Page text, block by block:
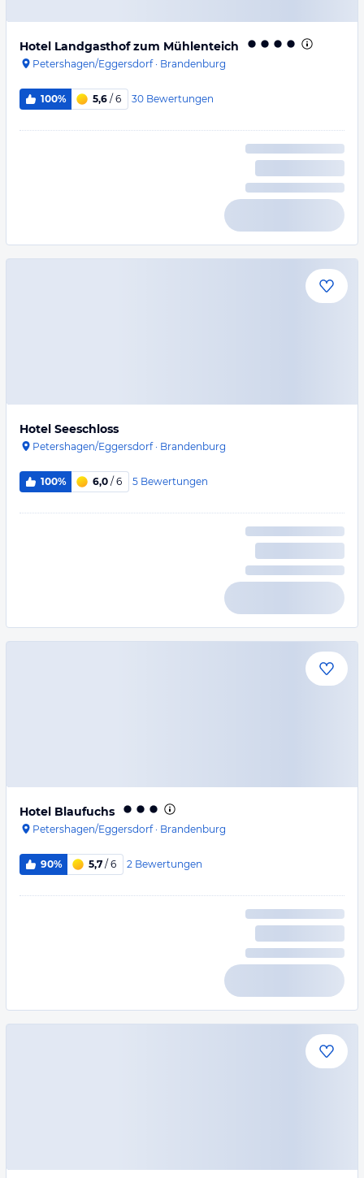
Hotel Landgasthof zum Mühlenteich
Petershagen/Eggersdorf· Brandenburg
100% 5,6 / 6 30 Bewertungen
Hotel Seeschloss
Petershagen/Eggersdorf· Brandenburg
100% 6,0 / 6 5 Bewertungen
Hotel Blaufuchs
Petershagen/Eggersdorf· Brandenburg
90% 5,7 / 6 2 Bewertungen